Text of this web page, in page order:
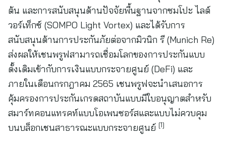
ต้น และการสนับสนุนด้านปัจจัยพื้นฐานจากซมโปะ ไลต์
วอร์เท็กซ์ (SOMPO Light Vortex) และได้รับการ
สนับสนุนด้านการประกันภัยต่อจากมิวนิก รี (Munich Re)
ส่งผลให้เชนพรูฟสามารถเชื่อมโลกของการประกันแบบ
ดั้งเดิมเข้ากับการเงินแบบกระจายศูนย์ (DeFi) และ
ภายในเดือนกรกฎาคม 2565 เชนพรูฟจะนำเสนอการ
คุ้มครองการประกันเกรดสถาบันแบบมีใบอนุญาตสำหรับ
สมาร์ทคอนแทรคท์แบบโอเพนซอร์สและแบบไม่ควบคุม
บนบล็อกเชนสาธารณะแบบกระจายศูนย์ [1]